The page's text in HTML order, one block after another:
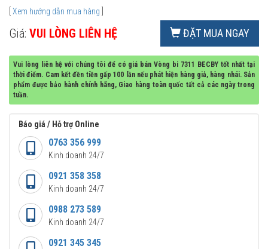
Xem hướng dẫn mua hàng
Giá: VUI LÒNG LIÊN HỆ ĐẶT MUA NGAY
Vui lòng liên hệ với chúng tôi để có giá bán Vòng bi 7311 BECBY tốt nhất tại
thời điểm. Cam kết đền tiền gấp 100 lần nếu phát hiện hàng giả, hàng nhái. Sản
phẩm được bảo hành chính hãng, Giao hàng toàn quốc tất cả các ngày trong
tuần.
Báo giá / Hỗ trợ Online
0763 356 999
Kinh doanh 24/7
0921 358 358
Kinh doanh 24/7
0988 273 589
Kinh doanh 24/7
0921 345 345